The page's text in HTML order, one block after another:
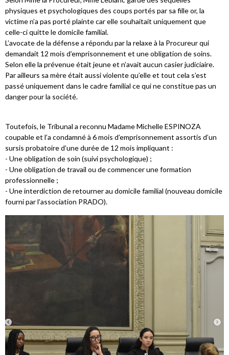
physiques et psychologiques des coups portés par sa fille or, la
victime n’a pas porté plainte car elle souhaitait uniquement que
celle-ci quitte le domicile familial.
L’avocate de la défense a répondu par la relaxe à la Procureur qui
demandait 12 mois d’emprisonnement et une obligation de soins.
Selon elle la prévenue était jeune et n’avait aucun casier judiciaire.
Par ailleurs sa mère était aussi violente qu’elle et tout cela s’est
passé uniquement dans le cadre familial ce qui ne constitue pas un
danger pour la société.
Toutefois, le Tribunal a reconnu Madame Michelle ESPINOZA
coupable et l’a condamné à 6 mois d’emprisonnement assortis d’un
sursis probatoire d’une durée de 12 mois impliquant :
- Une obligation de soin (suivi psychologique) ;
- Une obligation de travail ou de commencer une formation
professionnelle ;
- Une interdiction de retourner au domicile familial (nouveau domicile
fourni par l’association PRADO).